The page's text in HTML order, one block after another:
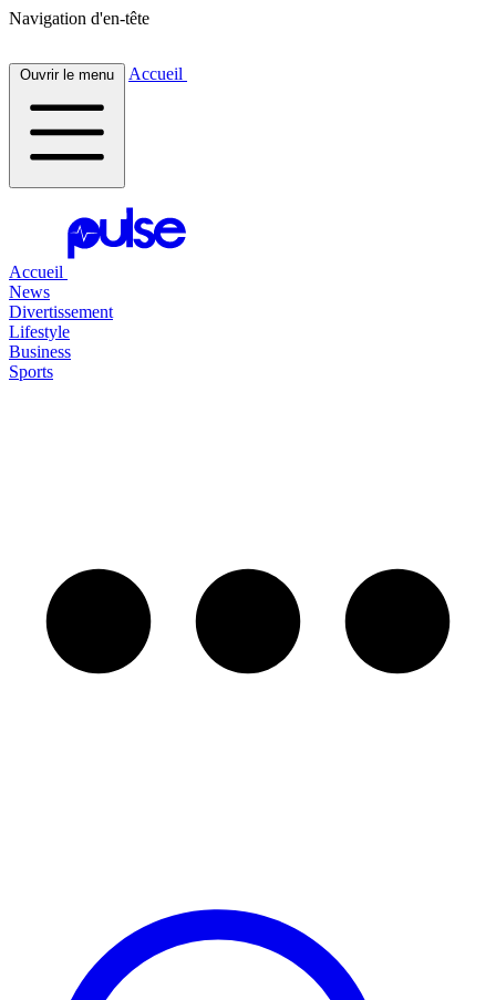
Navigation d'en-tête
Ouvrir le menu Accueil
Accueil
News
Divertissement
Lifestyle
Business
Sports